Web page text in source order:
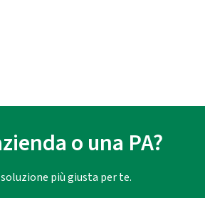
o una PA?
più giusta per te.